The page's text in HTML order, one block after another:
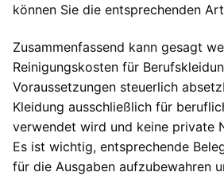
können Sie die entsprechenden
Zusammenfassend kann gesagt
Reinigungskosten für
Voraussetzungen steuerlich
Kleidung ausschließlich für
verwendet wird und keine private
Es ist wichtig, entsprechende
für die Ausgaben aufzubewahren